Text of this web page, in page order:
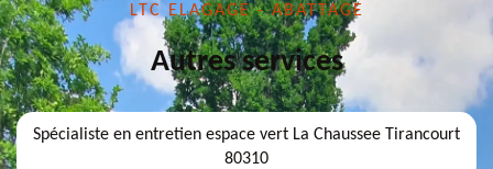
LTC ELAGAGE - ABATTAGE
Autres services
Spécialiste en entretien espace vert La Chaussee Tirancourt
80310